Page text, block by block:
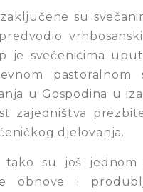
su
je svećenicima
u Gospodina u
zajedništva
djelovanja.
tako su još
obnove i